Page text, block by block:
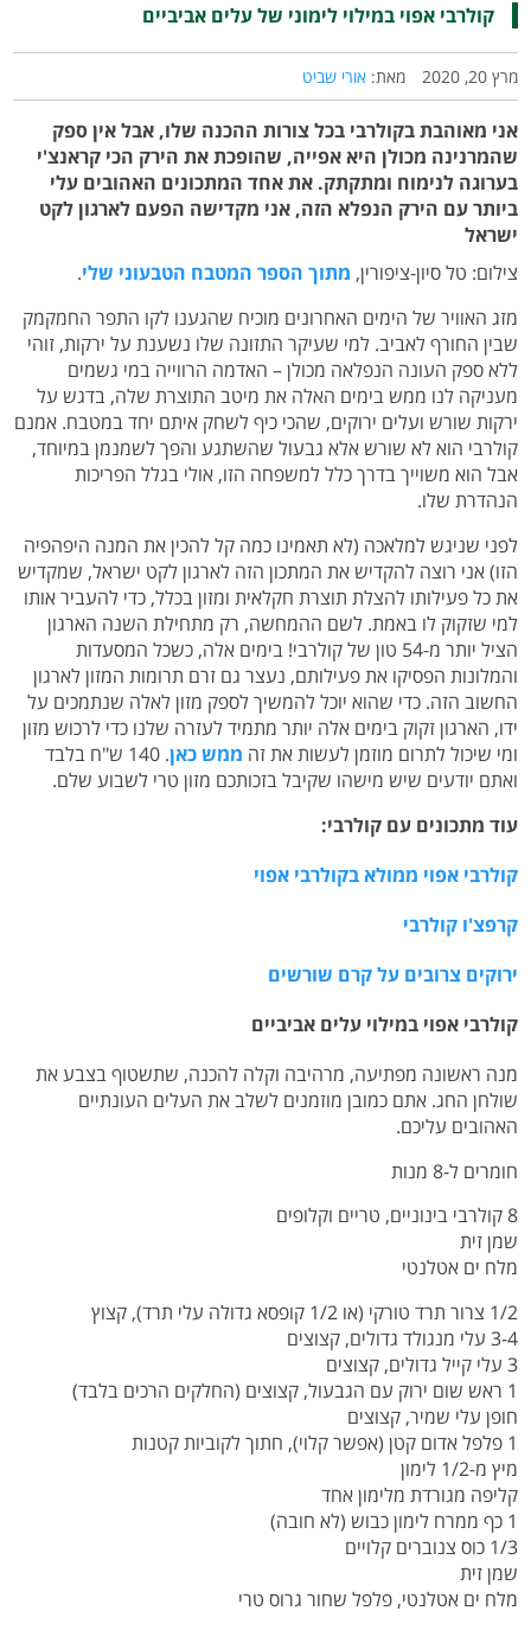
קולרבי אפוי במילוי לימוני של עלים אביביים
מרץ 20, 2020 מאת: אורי שביט
אני מאוהבת בקולרבי בכל צורות ההכנה שלו, אבל אין ספק
שהמרנינה מכולן היא אפייה, שהופכת את הירק הכי קראנצ'י
בערוגה לנימוח ומתקתק. את אחד המתכונים האהובים עלי
ביותר עם הירק הנפלא הזה, אני מקדישה הפעם לארגון לקט
ישראל
צילום: טל סיון-ציפורין, מתוך הספר המטבח הטבעוני שלי.
מזג האוויר של הימים האחרונים מוכיח שהגענו לקו התפר החמקמק
שבין החורף לאביב. למי שעיקר התזונה שלו נשענת על ירקות, זוהי
ללא ספק העונה הנפלאה מכולן – האדמה הרווייה במי גשמים
מעניקה לנו ממש בימים האלה את מיטב התוצרת שלה, בדגש על
ירקות שורש ועלים ירוקים, שהכי כיף לשחק איתם יחד במטבח. אמנם
קולרבי הוא לא שורש אלא גבעול שהשתגע והפך לשמנמן במיוחד,
אבל הוא משוייך בדרך כלל למשפחה הזו, אולי בגלל הפריכות
הנהדרת שלו.
לפני שניגש למלאכה (לא תאמינו כמה קל להכין את המנה היפהפיה
הזו) אני רוצה להקדיש את המתכון הזה לארגון לקט ישראל, שמקדיש
את כל פעילותו להצלת תוצרת חקלאית ומזון בכלל, כדי להעביר אותו
למי שזקוק לו באמת. לשם ההמחשה, רק מתחילת השנה הארגון
הציל יותר מ-54 טון של קולרבי! בימים אלה, כשכל המסעדות
והמלונות הפסיקו את פעילותם, נעצר גם זרם תרומות המזון לארגון
החשוב הזה. כדי שהוא יוכל להמשיך לספק מזון לאלה שנתמכים על
ידו, הארגון זקוק בימים אלה יותר מתמיד לעזרה שלנו כדי לרכוש מזון
ומי שיכול לתרום מוזמן לעשות את זה ממש כאן
. 140 ש"ח בלבד
ואתם יודעים שיש מישהו שקיבל בזכותכם מזון טרי לשבוע שלם.
עוד מתכונים עם קולרבי:
קולרבי אפוי ממולא בקולרבי אפוי
קרפצ'ו קולרבי
ירוקים צרובים על קרם שורשים
קולרבי אפוי במילוי עלים אביביים
מנה ראשונה מפתיעה, מרהיבה וקלה להכנה, שתשטוף בצבע את
שולחן החג. אתם כמובן מוזמנים לשלב את העלים העונתיים
האהובים עליכם.
חומרים ל-8 מנות
8 קולרבי בינוניים, טריים וקלופים
שמן זית
מלח ים אטלנטי
1/2 צרור תרד טורקי (או 1/2 קופסא גדולה עלי תרד), קצוץ
3-4 עלי מנגולד גדולים, קצוצים
3 עלי קייל גדולים, קצוצים
1 ראש שום ירוק עם הגבעול, קצוצים (החלקים הרכים בלבד)
חופן עלי שמיר, קצוצים
1 פלפל אדום קטן (אפשר קלוי), חתוך לקוביות קטנות
מיץ מ-1/2 לימון
קליפה מגורדת מלימון אחד
1 כף ממרח לימון כבוש (לא חובה)
1/3 כוס צנוברים קלויים
שמן זית
מלח ים אטלנטי, פלפל שחור גרוס טרי